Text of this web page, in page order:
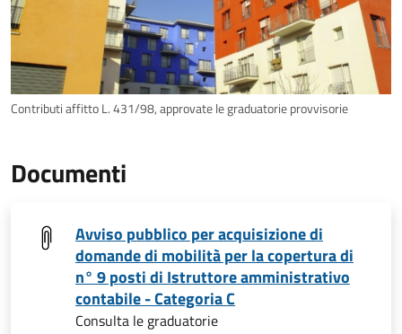
Contributi affitto L. 431/98, approvate le graduatorie provvisorie
Documenti
Avviso pubblico per acquisizione di
domande di mobilità per la copertura di
n° 9 posti di Istruttore amministrativo
contabile - Categoria C
Consulta le graduatorie